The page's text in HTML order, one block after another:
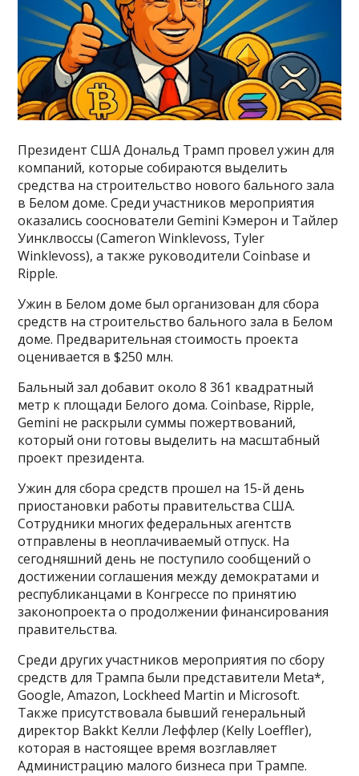
Президент США Дональд Трамп провел ужин для
компаний, которые собираются выделить
средства на строительство нового бального зала
в Белом доме. Среди участников мероприятия
оказались сооснователи Gemini Кэмерон и Тайлер
Уинклвоссы (Cameron Winklevoss, Tyler
Winklevoss), а также руководители Coinbase и
Ripple.
Ужин в Белом доме был организован для сбора
средств на строительство бального зала в Белом
доме. Предварительная стоимость проекта
оценивается в $250 млн.
Бальный зал добавит около 8 361 квадратный
метр к площади Белого дома. Coinbase, Ripple,
Gemini не раскрыли суммы пожертвований,
который они готовы выделить на масштабный
проект президента.
Ужин для сбора средств прошел на 15-й день
приостановки работы правительства США.
Сотрудники многих федеральных агентств
отправлены в неоплачиваемый отпуск. На
сегодняшний день не поступило сообщений о
достижении соглашения между демократами и
республиканцами в Конгрессе по принятию
законопроекта о продолжении финансирования
правительства.
Среди других участников мероприятия по сбору
средств для Трампа были представители Meta*,
Google, Amazon, Lockheed Martin и Microsoft.
Также присутствовала бывший генеральный
директор Bakkt Келли Леффлер (Kelly Loeffler),
которая в настоящее время возглавляет
Администрацию малого бизнеса при Трампе.